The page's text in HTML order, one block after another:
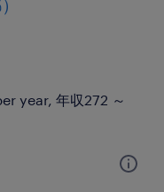
year, 年収272 ～